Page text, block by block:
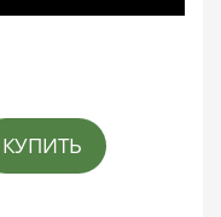
КУПИТЬ